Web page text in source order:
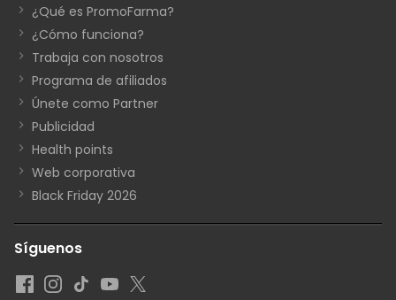
¿Qué es PromoFarma?
¿Cómo funciona?
Trabaja con nosotros
Programa de afiliados
Únete como Partner
Publicidad
Health points
Web corporativa
Black Friday 2026
Síguenos